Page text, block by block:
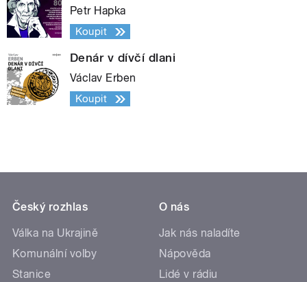
Petr Hapka
Koupit
Denár v dívčí dlani
Václav Erben
Koupit
Český rozhlas
Válka na Ukrajině
Komunální volby
Stanice
O nás
Jak nás naladíte
Nápověda
Lidé v rádiu